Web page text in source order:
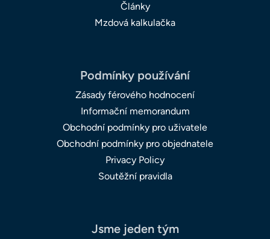
Články
Mzdová kalkulačka
Podmínky používání
Zásady férového hodnocení
Informační memorandum
Obchodní podmínky pro uživatele
Obchodní podmínky pro objednatele
Privacy Policy
Soutěžní pravidla
Jsme jeden tým